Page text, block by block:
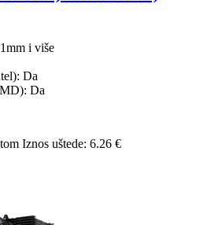
i više
Da
Da
Iznos uštede: 6.26 €